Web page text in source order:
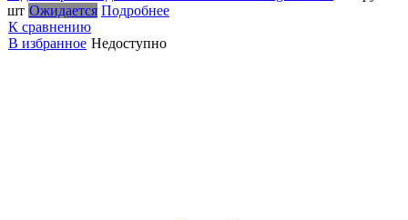
шт Ожидается Подробнее
К сравнению
В избранное Недоступно